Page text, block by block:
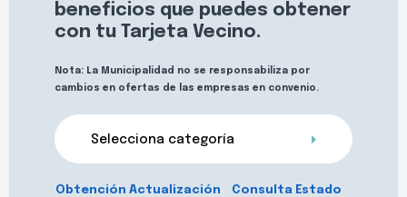
beneficios que puedes obtener
con tu Tarjeta Vecino.
Nota: La Municipalidad no se responsabiliza por
cambios en ofertas de las empresas en convenio.
Selecciona categoría
Obtención Actualización
Consulta Estado